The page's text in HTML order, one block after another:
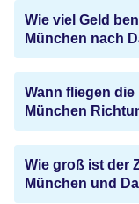
Wie viel Geld
München nach
Wann fliegen
München
Wie groß ist der
München und